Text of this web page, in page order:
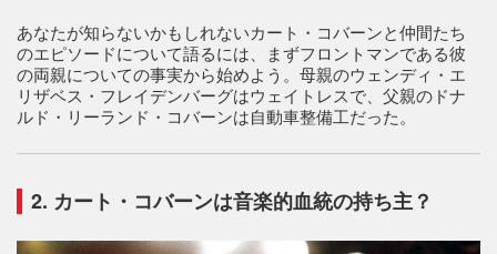
あなたが知らないかもしれないカート・コバーンと仲間たち
のエピソードについて語るには、まずフロントマンである彼
の両親についての事実から始めよう。母親のウェンディ・エ
リザベス・フレイデンバーグはウェイトレスで、父親のドナ
ルド・リーランド・コバーンは自動車整備工だった。
2. カート・コバーンは音楽的血統の持ち主？